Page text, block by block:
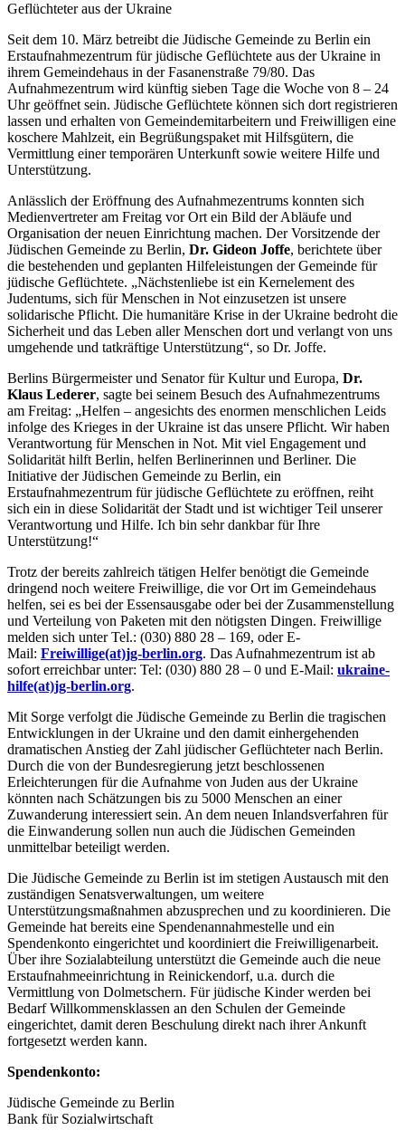
Geflüchteter aus der Ukraine
Seit dem 10. März betreibt die Jüdische Gemeinde zu Berlin ein
Erstaufnahmezentrum für jüdische Geflüchtete aus der Ukraine in
ihrem Gemeindehaus in der Fasanenstraße 79/80. Das
Aufnahmezentrum wird künftig sieben Tage die Woche von 8 – 24
Uhr geöffnet sein. Jüdische Geflüchtete können sich dort registrieren
lassen und erhalten von Gemeindemitarbeitern und Freiwilligen eine
koschere Mahlzeit, ein Begrüßungspaket mit Hilfsgütern, die
Vermittlung einer temporären Unterkunft sowie weitere Hilfe und
Unterstützung.
Anlässlich der Eröffnung des Aufnahmezentrums konnten sich
Medienvertreter am Freitag vor Ort ein Bild der Abläufe und
Organisation der neuen Einrichtung machen. Der Vorsitzende der
Jüdischen Gemeinde zu Berlin, Dr. Gideon Joffe, berichtete über
die bestehenden und geplanten Hilfeleistungen der Gemeinde für
jüdische Geflüchtete. „Nächstenliebe ist ein Kernelement des
Judentums, sich für Menschen in Not einzusetzen ist unsere
solidarische Pflicht. Die humanitäre Krise in der Ukraine bedroht die
Sicherheit und das Leben aller Menschen dort und verlangt von uns
umgehende und tatkräftige Unterstützung“, so Dr. Joffe.
Berlins Bürgermeister und Senator für Kultur und Europa, Dr.
Klaus Lederer, sagte bei seinem Besuch des Aufnahmezentrums
am Freitag: „Helfen – angesichts des enormen menschlichen Leids
infolge des Krieges in der Ukraine ist das unsere Pflicht. Wir haben
Verantwortung für Menschen in Not. Mit viel Engagement und
Solidarität hilft Berlin, helfen Berlinerinnen und Berliner. Die
Initiative der Jüdischen Gemeinde zu Berlin, ein
Erstaufnahmezentrum für jüdische Geflüchtete zu eröffnen, reiht
sich ein in diese Solidarität der Stadt und ist wichtiger Teil unserer
Verantwortung und Hilfe. Ich bin sehr dankbar für Ihre
Unterstützung!“
Trotz der bereits zahlreich tätigen Helfer benötigt die Gemeinde
dringend noch weitere Freiwillige, die vor Ort im Gemeindehaus
helfen, sei es bei der Essensausgabe oder bei der Zusammenstellung
und Verteilung von Paketen mit den nötigsten Dingen. Freiwillige
melden sich unter Tel.: (030) 880 28 – 169, oder E-
Mail: Freiwillige(at)jg-berlin.org. Das Aufnahmezentrum ist ab
sofort erreichbar unter: Tel: (030) 880 28 – 0 und E-Mail: ukraine-
hilfe(at)jg-berlin.org.
Mit Sorge verfolgt die Jüdische Gemeinde zu Berlin die tragischen
Entwicklungen in der Ukraine und den damit einhergehenden
dramatischen Anstieg der Zahl jüdischer Geflüchteter nach Berlin.
Durch die von der Bundesregierung jetzt beschlossenen
Erleichterungen für die Aufnahme von Juden aus der Ukraine
könnten nach Schätzungen bis zu 5000 Menschen an einer
Zuwanderung interessiert sein. An dem neuen Inlandsverfahren für
die Einwanderung sollen nun auch die Jüdischen Gemeinden
unmittelbar beteiligt werden.
Die Jüdische Gemeinde zu Berlin ist im stetigen Austausch mit den
zuständigen Senatsverwaltungen, um weitere
Unterstützungsmaßnahmen abzusprechen und zu koordinieren. Die
Gemeinde hat bereits eine Spendenannahmestelle und ein
Spendenkonto eingerichtet und koordiniert die Freiwilligenarbeit.
Über ihre Sozialabteilung unterstützt die Gemeinde auch die neue
Erstaufnahmeeinrichtung in Reinickendorf, u.a. durch die
Vermittlung von Dolmetschern. Für jüdische Kinder werden bei
Bedarf Willkommensklassen an den Schulen der Gemeinde
eingerichtet, damit deren Beschulung direkt nach ihrer Ankunft
fortgesetzt werden kann.
Spendenkonto:
Jüdische Gemeinde zu Berlin
Bank für Sozialwirtschaft